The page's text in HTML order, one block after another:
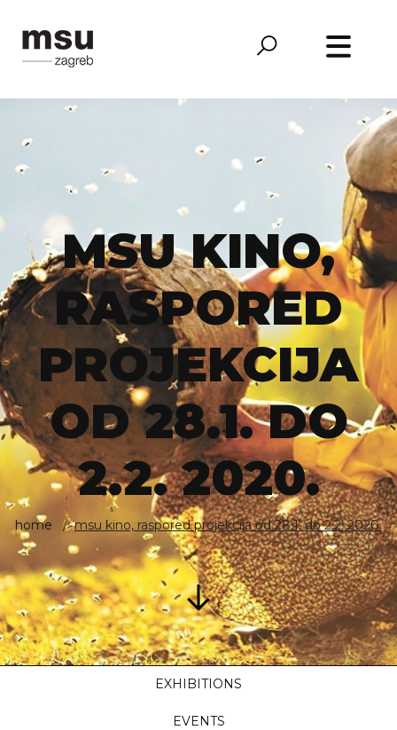
MSU KINO,
RASPORED
PROJEKCIJA
OD 28.1. DO
2.2. 2020.
home msu kino, raspored projekcija od 28.1. do 2.2. 2020.
EXHIBITIONS
EVENTS